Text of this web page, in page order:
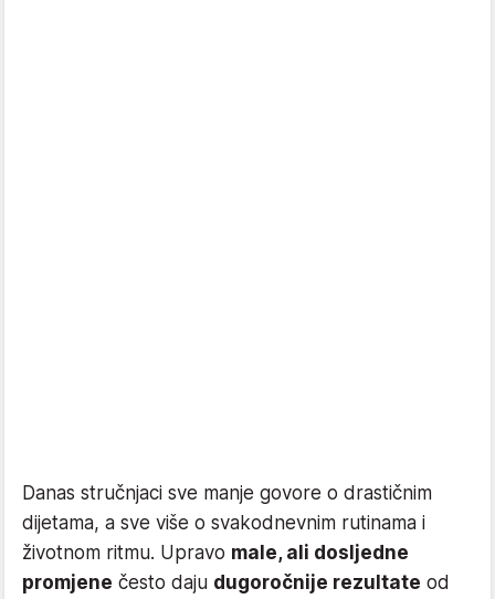
Danas stručnjaci sve manje govore o drastičnim
dijetama, a sve više o svakodnevnim rutinama i
životnom ritmu. Upravo male, ali dosljedne
promjene često daju dugoročnije rezultate od